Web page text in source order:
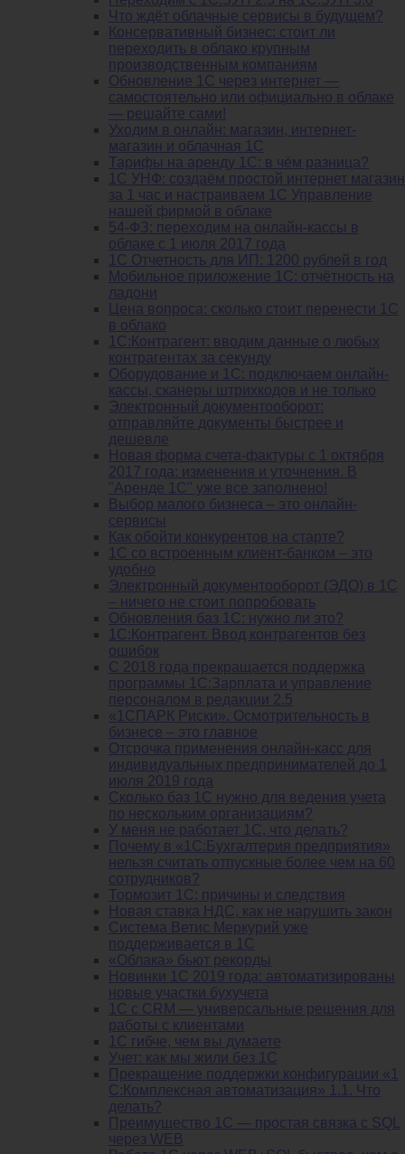
Что ждёт облачные сервисы в будущем?
Консервативный бизнес: стоит ли
переходить в облако крупным
производственным компаниям
Обновление 1С через интернет —
самостоятельно или официально в облаке
— решайте сами!
Уходим в онлайн: магазин, интернет-
магазин и облачная 1С
Тарифы на аренду 1С: в чём разница?
1С УНФ: создаём простой интернет магазин
за 1 час и настраиваем 1С Управление
нашей фирмой в облаке
54-ФЗ: переходим на онлайн-кассы в
облаке с 1 июля 2017 года
1С Отчетность для ИП: 1200 рублей в год
Мобильное приложение 1С: отчётность на
ладони
Цена вопроса: сколько стоит перенести 1С
в облако
1С:Контрагент: вводим данные о любых
контрагентах за секунду
Оборудование и 1С: подключаем онлайн-
кассы, сканеры штрихкодов и не только
Электронный документооборот:
отправляйте документы быстрее и
дешевле
Новая форма счета-фактуры с 1 октября
2017 года: изменения и уточнения. В
"Аренде 1С" уже все заполнено!
Выбор малого бизнеса – это онлайн-
сервисы
Как обойти конкурентов на старте?
1C со встроенным клиент-банком – это
удобно
Электронный документооборот (ЭДО) в 1С
– ничего не стоит попробовать
Обновления баз 1С: нужно ли это?
1С:Контрагент. Ввод контрагентов без
ошибок
С 2018 года прекращается поддержка
программы 1С:Зарплата и управление
персоналом в редакции 2.5
«1СПАРК Риски». Осмотрительность в
бизнесе – это главное
Отсрочка применения онлайн-касс для
индивидуальных предпринимателей до 1
июля 2019 года
Сколько баз 1C нужно для ведения учета
по нескольким организациям?
У меня не работает 1С, что делать?
Почему в «1С:Бухгалтерия предприятия»
нельзя считать отпускные более чем на 60
сотрудников?
Тормозит 1C: причины и следствия
Новая ставка НДС, как не нарушить закон
Система Ветис Меркурий уже
поддерживается в 1С
«Облака» бьют рекорды
Новинки 1С 2019 года: автоматизированы
новые участки бухучета
1С с CRM — универсальные решения для
работы с клиентами
1С гибче, чем вы думаете
Учет: как мы жили без 1С
Прекращение поддержки конфигурации «1
С:Комплексная автоматизация» 1.1. Что
делать?
Преимущество 1С — простая связка с SQL
через WEB